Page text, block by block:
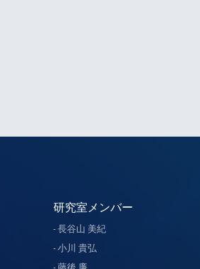
研究室メンバー
長谷山 美紀
小川 貴弘